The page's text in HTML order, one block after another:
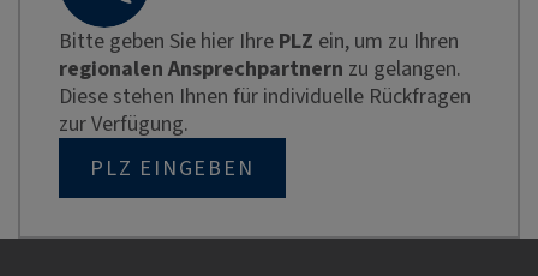
Bitte geben Sie hier Ihre PLZ ein, um zu Ihren
regionalen Ansprechpartnern zu gelangen.
Diese stehen Ihnen für individuelle Rückfragen
zur Verfügung.
PLZ EINGEBEN